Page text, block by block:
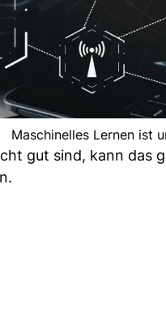
Maschinelles Lernen ist
gut sind, kann das